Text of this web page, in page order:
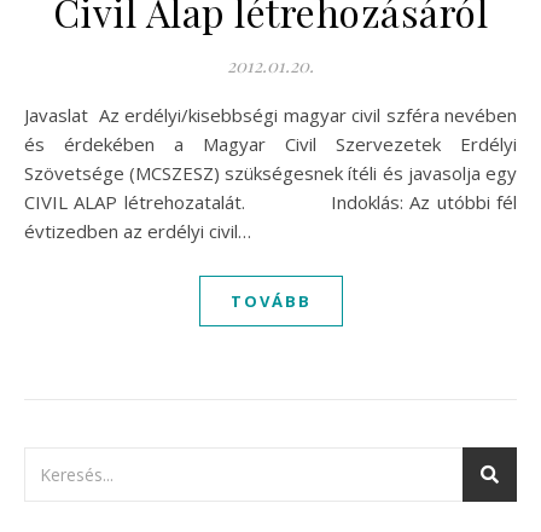
Civil Alap létrehozásáról
2012.01.20.
Javaslat Az erdélyi/kisebbségi magyar civil szféra nevében
és érdekében a Magyar Civil Szervezetek Erdélyi
Szövetsége (MCSZESZ) szükségesnek ítéli és javasolja egy
CIVIL ALAP létrehozatalát. Indoklás: Az utóbbi fél
évtizedben az erdélyi civil…
TOVÁBB